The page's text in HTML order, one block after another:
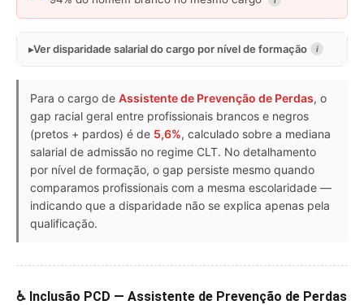
Ver disparidade salarial do cargo por nível de formação i
Para o cargo de Assistente de Prevenção de Perdas, o
gap racial geral entre profissionais brancos e negros
(pretos + pardos) é de 5,6%, calculado sobre a mediana
salarial de admissão no regime CLT. No detalhamento
por nível de formação, o gap persiste mesmo quando
comparamos profissionais com a mesma escolaridade —
indicando que a disparidade não se explica apenas pela
qualificação.
♿ Inclusão PCD — Assistente de Prevenção de Perdas